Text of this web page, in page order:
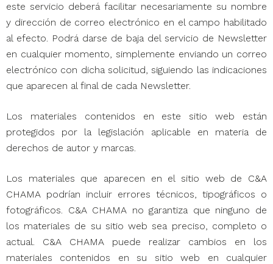
este servicio deberá facilitar necesariamente su nombre
y dirección de correo electrónico en el campo habilitado
al efecto. Podrá darse de baja del servicio de Newsletter
en cualquier momento, simplemente enviando un correo
electrónico con dicha solicitud, siguiendo las indicaciones
que aparecen al final de cada Newsletter.
Los materiales contenidos en este sitio web están
protegidos por la legislación aplicable en materia de
derechos de autor y marcas.
Los materiales que aparecen en el sitio web de C&A
CHAMA podrían incluir errores técnicos, tipográficos o
fotográficos. C&A CHAMA no garantiza que ninguno de
los materiales de su sitio web sea preciso, completo o
actual. C&A CHAMA puede realizar cambios en los
materiales contenidos en su sitio web en cualquier